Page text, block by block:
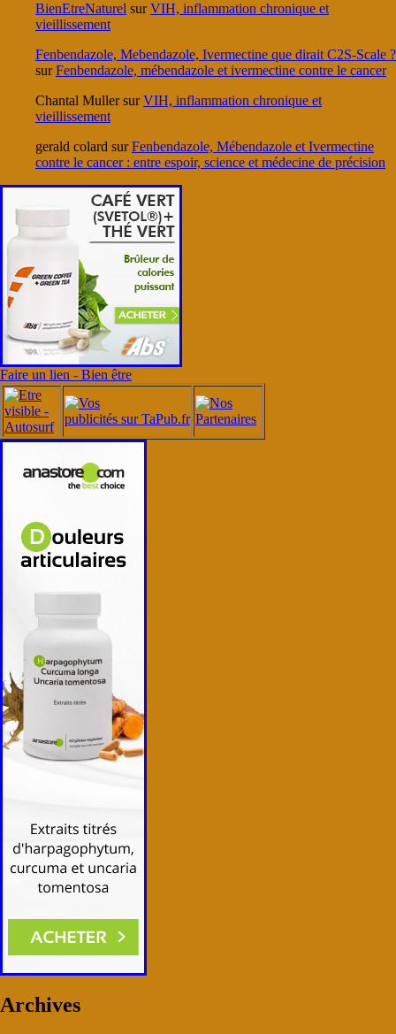
BienEtreNaturel surVIH, inflammation chronique et
vieillissement
Fenbendazole, Mebendazole, Ivermectine que dirait C2S-Scale ?
surFenbendazole, mébendazole et ivermectine contre le cancer
Chantal MullersurVIH, inflammation chronique et
vieillissement
gerald colard surFenbendazole, Mébendazole et Ivermectine
contre le cancer : entre espoir, science et médecine de précision
Faire un lien - Bien être
Archives